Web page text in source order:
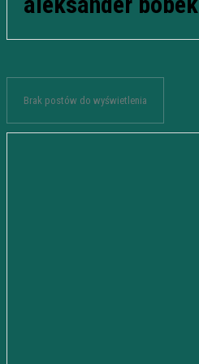
Brak postów do wyświetlenia